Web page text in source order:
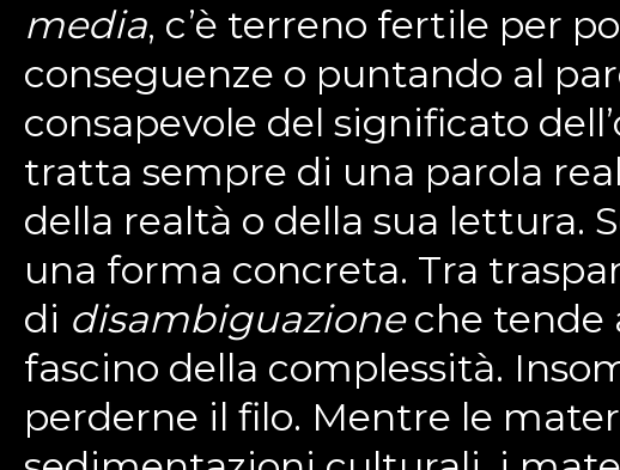
media, c’è terreno fertile per
conseguenze o puntando al
consapevole del significato
tratta sempre di una parola
della realtà o della sua lettura.
una forma concreta. Tra
di disambiguazioneche tende
fascino della complessità.
perderne il filo. Mentre le